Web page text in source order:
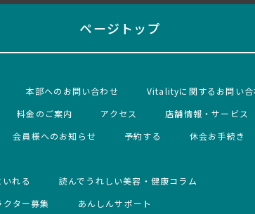
ページトップ
本部へのお問い合わせ
Vitalityに関するお問い合
料金のご案内 アクセス 店舗情報・サービス
会員様へのお知らせ 予約する 休会お手続き
れる
読んでうれしい美容・健康コラム
ター募集 あんしんサポート